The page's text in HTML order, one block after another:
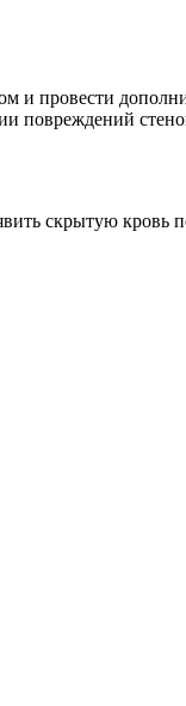
и провести
повреждений
скрытую кровь